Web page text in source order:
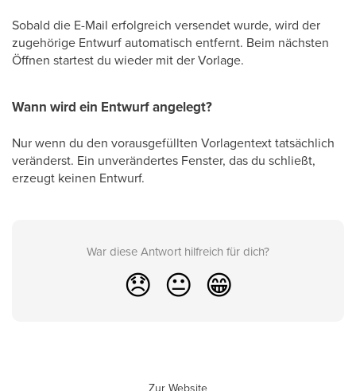
Sobald die E-Mail erfolgreich versendet wurde, wird der
zugehörige Entwurf automatisch entfernt. Beim nächsten
Öffnen startest du wieder mit der Vorlage.
Wann wird ein Entwurf angelegt?
Nur wenn du den vorausgefüllten Vorlagentext tatsächlich
veränderst. Ein unverändertes Fenster, das du schließt,
erzeugt keinen Entwurf.
War diese Antwort hilfreich für dich?
😞 😐 😁
Zur Website